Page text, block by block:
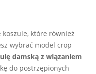
które również
wybrać model crop
damską z wiązaniem
do postrzępionych